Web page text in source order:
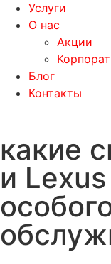
Услуги
О нас
Акции
Блог
Контакты
какие
и